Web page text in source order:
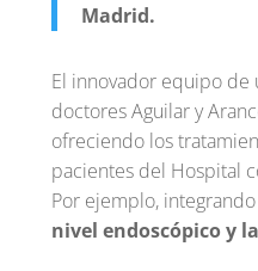
Madrid.
El innovador equipo de
doctores Aguilar y
ofreciendo los
pacientes del Hospital
Por ejemplo,
nivel endoscópico y